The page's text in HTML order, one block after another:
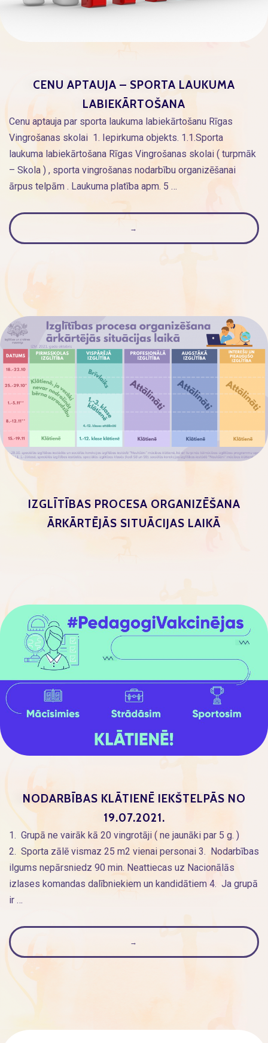
CENU APTAUJA – SPORTA LAUKUMA
LABIEKĀRTOŠANA
Cenu aptauja par sporta laukuma labiekārtošanu Rīgas
Vingrošanas skolai 1. Iepirkuma objekts. 1.1.Sporta
laukuma labiekārtošana Rīgas Vingrošanas skolai ( turpmāk
– Skola ) , sporta vingrošanas nodarbību organizēšanai
ārpus telpām . Laukuma platība apm. 5 …
→
IZGLĪTĪBAS PROCESA ORGANIZĒŠANA
ĀRKĀRTĒJĀS SITUĀCIJAS LAIKĀ
NODARBĪBAS KLĀTIENĒ IEKŠTELPĀS NO
19.07.2021.
1. Grupā ne vairāk kā 20 vingrotāji ( ne jaunāki par 5 g. )
2. Sporta zālē vismaz 25 m2 vienai personai 3. Nodarbības
ilgums nepārsniedz 90 min. Neattiecas uz Nacionālās
izlases komandas dalībniekiem un kandidātiem 4. Ja grupā
ir …
→